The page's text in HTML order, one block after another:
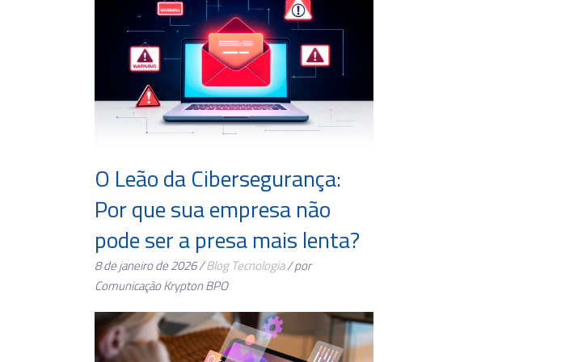
O Leão da Cibersegurança:
Por que sua empresa não
pode ser a presa mais lenta?
8 de janeiro de 2026 /Blog Tecnologia/ por
Comunicação Krypton BPO